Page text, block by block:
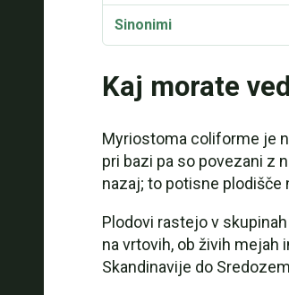
Sinonimi
Kaj morate
Myriostoma coliforme je
pri bazi pa so povezani z
nazaj; to potisne plodišče
Plodovi rastejo v
na vrtovih, ob živih mejah
Skandinavije do